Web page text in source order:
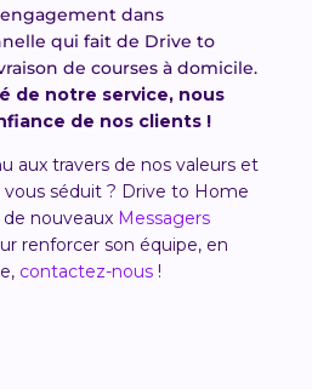
engagement dans
qui fait de Drive to
de courses à domicile.
de notre service, nous
de nos clients !
aux travers de nos valeurs et
séduit ? Drive to Home
nouveaux Messagers
renforcer son équipe, en
contactez-nous!